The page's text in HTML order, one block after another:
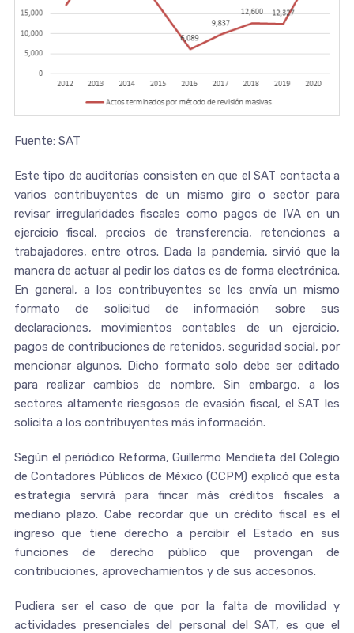
Fuente: SAT
Este tipo de auditorías consisten en que el SAT contacta a
varios contribuyentes de un mismo giro o sector para
revisar irregularidades fiscales como pagos de IVA en un
ejercicio fiscal, precios de transferencia, retenciones a
trabajadores, entre otros. Dada la pandemia, sirvió que la
manera de actuar al pedir los datos es de forma electrónica.
En general, a los contribuyentes se les envía un mismo
formato de solicitud de información sobre sus
declaraciones, movimientos contables de un ejercicio,
pagos de contribuciones de retenidos, seguridad social, por
mencionar algunos. Dicho formato solo debe ser editado
para realizar cambios de nombre. Sin embargo, a los
sectores altamente riesgosos de evasión fiscal, el SAT les
solicita a los contribuyentes más información.
Según el periódico Reforma, Guillermo Mendieta del Colegio
de Contadores Públicos de México (CCPM) explicó que esta
estrategia servirá para fincar más créditos fiscales a
mediano plazo. Cabe recordar que un crédito fiscal es el
ingreso que tiene derecho a percibir el Estado en sus
funciones de derecho público que provengan de
contribuciones, aprovechamientos y de sus accesorios.
Pudiera ser el caso de que por la falta de movilidad y
actividades presenciales del personal del SAT, es que el